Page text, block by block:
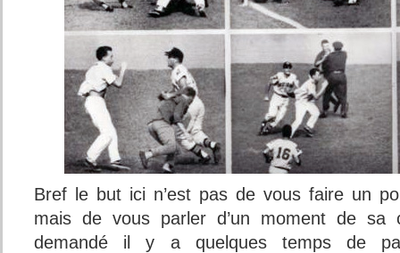
Bref le but ici n’est pas de vous faire un
mais de vous parler d’un moment de
demandé il y a quelques temps de